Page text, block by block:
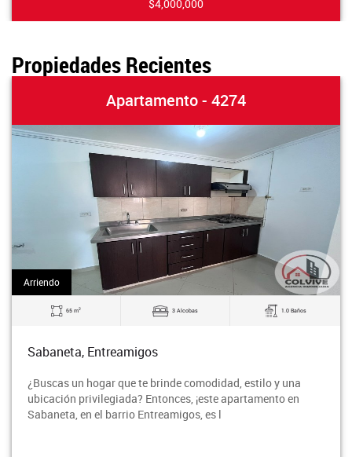
$4,000,000
Propiedades Recientes
Apartamento - 4274
Arriendo
65 m2 3 Alcobas 1.0 Baños
Sabaneta, Entreamigos
¿Buscas un hogar que te brinde comodidad, estilo y una
ubicación privilegiada? Entonces, ¡este apartamento en
Sabaneta, en el barrio Entreamigos, es l